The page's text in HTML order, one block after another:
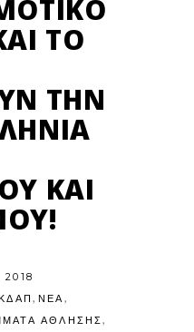
ΤΟ
ΤΗΝ
ΚΑΙ
,ΝΕΑ,
ΆΘΛΗΣΗΣ,